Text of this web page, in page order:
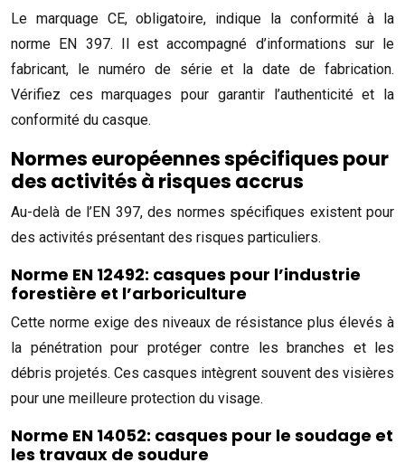
Le marquage CE, obligatoire, indique la conformité à la
norme EN 397. Il est accompagné d’informations sur le
fabricant, le numéro de série et la date de fabrication.
Vérifiez ces marquages pour garantir l’authenticité et la
conformité du casque.
Normes européennes spécifiques pour
des activités à risques accrus
Au-delà de l’EN 397, des normes spécifiques existent pour
des activités présentant des risques particuliers.
Norme EN 12492: casques pour l’industrie
forestière et l’arboriculture
Cette norme exige des niveaux de résistance plus élevés à
la pénétration pour protéger contre les branches et les
débris projetés. Ces casques intègrent souvent des visières
pour une meilleure protection du visage.
Norme EN 14052: casques pour le soudage et
les travaux de soudure